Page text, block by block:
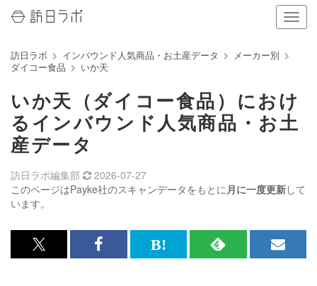
ナ
ビ
ン
の
表
り
る
訪日ラボ インバウンド人気商品・お土産データ
メーカー別
ダイコー食品
いか天
いか天（ダイコー食品）におけ
るインバウンド人気商品・お土
産データ
このページはPayke社のスキャンデータをもとに月に一度更新して
います。
訪日ラボ編集部 2026-07-27
x<br>
Facebook<br>
は
RSS
メ